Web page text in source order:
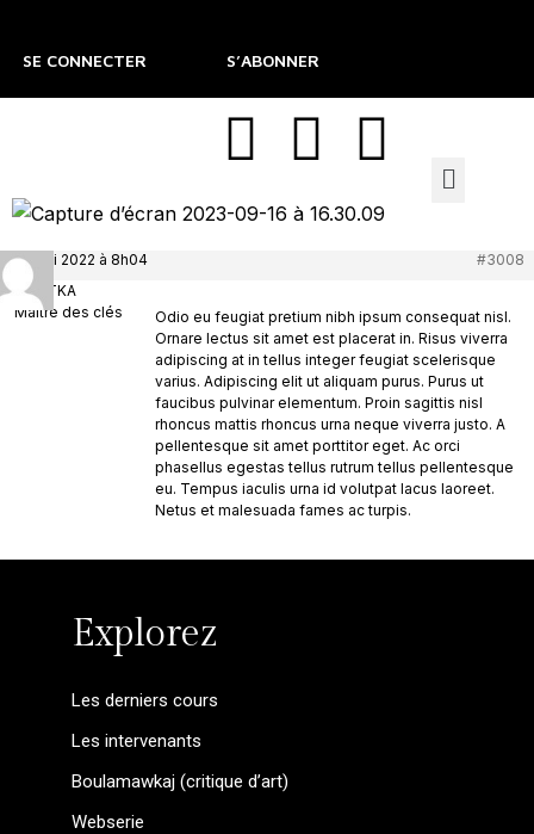
SE CONNECTER S’ABONNER
30 mai 2022 à 8h04
#3008
TKA
Maître des clés
Odio eu feugiat pretium nibh ipsum consequat nisl.
Ornare lectus sit amet est placerat in. Risus viverra
adipiscing at in tellus integer feugiat scelerisque
varius. Adipiscing elit ut aliquam purus. Purus ut
faucibus pulvinar elementum. Proin sagittis nisl
rhoncus mattis rhoncus urna neque viverra justo. A
pellentesque sit amet porttitor eget. Ac orci
phasellus egestas tellus rutrum tellus pellentesque
eu. Tempus iaculis urna id volutpat lacus laoreet.
Netus et malesuada fames ac turpis.
Explorez
Les derniers cours
Les intervenants
Boulamawkaj (critique d’art)
Webserie